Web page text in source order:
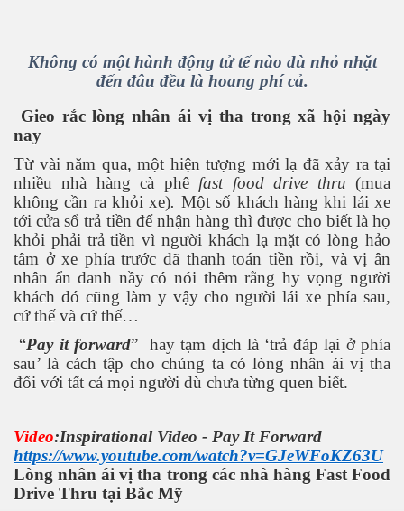
Không có một hành động tử tế nào dù nhỏ nhặt
đến đâu đều là hoang phí cả.
Gieo rắc lòng nhân ái vị tha trong xã hội ngày
nay
Từ vài năm qua, một hiện tượng mới lạ đã xảy ra tại
nhiều nhà hàng cà phê fast food drive thru(mua
không cần ra khỏi xe). Một số khách hàng khi lái xe
tới cửa sổ trả tiền để nhận hàng thì được cho biết là họ
khỏi phải trả tiền vì người khách lạ mặt có lòng hảo
tâm ở xe phía trước đã thanh toán tiền rồi, và vị ân
nhân ẩn danh nầy có nói thêm rằng hy vọng người
khách đó cũng làm y vậy cho người lái xe phía sau,
cứ thế và cứ thế…
“Pay it forward”
hay tạm dịch là ‘trả đáp lại ở phía
sau’ là cách tập cho chúng ta có lòng nhân ái vị tha
đối với tất cả mọi người dù chưa từng quen biết.
Video:Inspirational Video - Pay It Forward
https://www.youtube.com/watch?v=GJeWFoKZ63U
Lòng nhân ái vị tha trong các nhà hàng Fast Food
Drive Thru tại Bắc Mỹ